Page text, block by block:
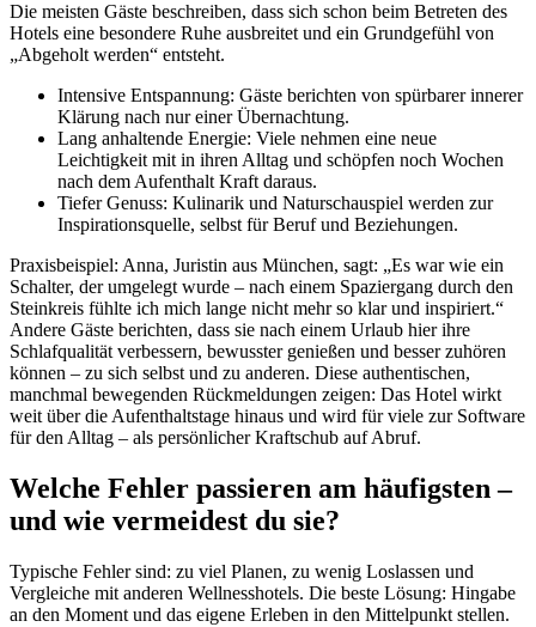
Die meisten Gäste beschreiben, dass sich schon beim Betreten des
Hotels eine besondere Ruhe ausbreitet und ein Grundgefühl von
„Abgeholt werden“ entsteht.
Intensive Entspannung: Gäste berichten von spürbarer innerer
Klärung nach nur einer Übernachtung.
Lang anhaltende Energie: Viele nehmen eine neue
Leichtigkeit mit in ihren Alltag und schöpfen noch Wochen
nach dem Aufenthalt Kraft daraus.
Tiefer Genuss: Kulinarik und Naturschauspiel werden zur
Inspirationsquelle, selbst für Beruf und Beziehungen.
Praxisbeispiel: Anna, Juristin aus München, sagt: „Es war wie ein
Schalter, der umgelegt wurde – nach einem Spaziergang durch den
Steinkreis fühlte ich mich lange nicht mehr so klar und inspiriert.“
Andere Gäste berichten, dass sie nach einem Urlaub hier ihre
Schlafqualität verbessern, bewusster genießen und besser zuhören
können – zu sich selbst und zu anderen. Diese authentischen,
manchmal bewegenden Rückmeldungen zeigen: Das Hotel wirkt
weit über die Aufenthaltstage hinaus und wird für viele zur Software
für den Alltag – als persönlicher Kraftschub auf Abruf.
Welche Fehler passieren am häufigsten –
und wie vermeidest du sie?
Typische Fehler sind: zu viel Planen, zu wenig Loslassen und
Vergleiche mit anderen Wellnesshotels. Die beste Lösung: Hingabe
an den Moment und das eigene Erleben in den Mittelpunkt stellen.